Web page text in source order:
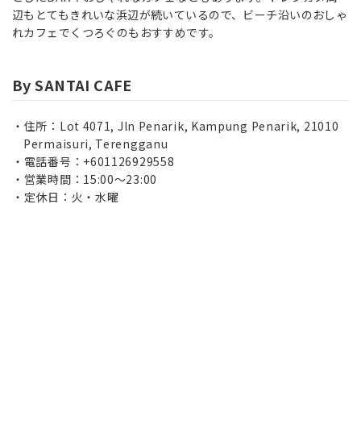
辺もとてもきれいな浜辺が続いているので、ビーチ沿いのおしゃ
れカフェでくつろぐのもおすすめです。
By SANTAI CAFE
住所：Lot 4071, Jln Penarik, Kampung Penarik, 21010
Permaisuri, Terengganu
電話番号：+601126929558
営業時間：15:00～23:00
定休日：火・水曜